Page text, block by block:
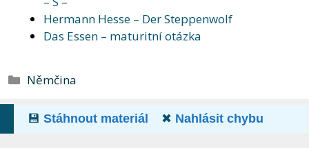
Hermann Hesse – Der Steppenwolf
Das Essen – maturitní otázka
Rubriky
Němčina
💾 Stáhnout materiál ✖ Nahlásit chybu